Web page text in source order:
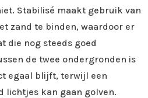
Stabilisé maakt gebruik van
zand te binden, waardoor er
die nog steeds goed
de twee ondergronden is
egaal blijft, terwijl een
lichtjes kan gaan golven.